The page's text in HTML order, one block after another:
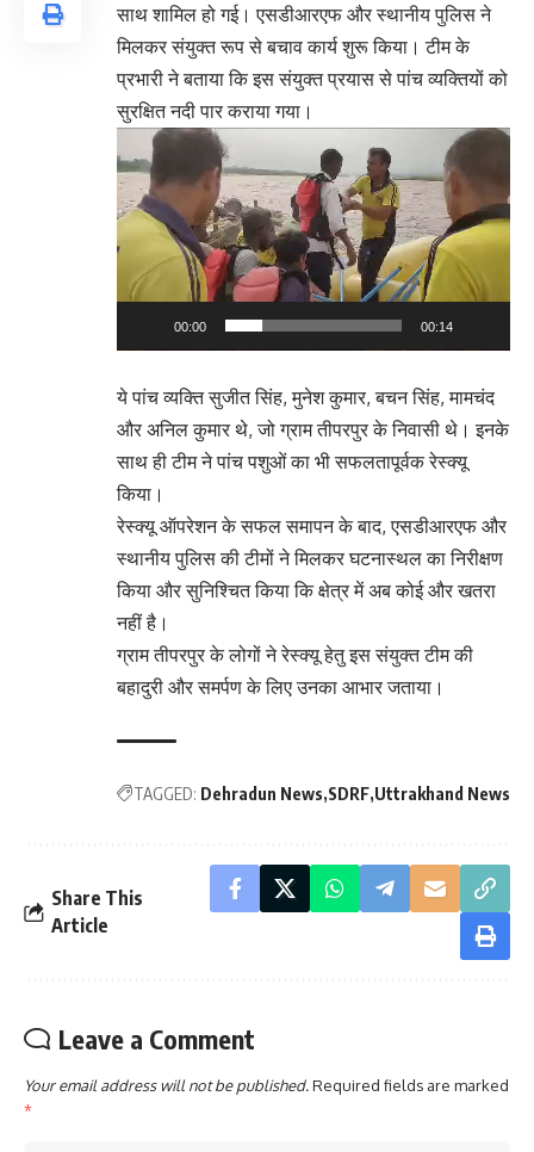
साथ शामिल हो गई। एसडीआरएफ और स्थानीय पुलिस ने
मिलकर संयुक्त रूप से बचाव कार्य शुरू किया। टीम के
प्रभारी ने बताया कि इस संयुक्त प्रयास से पांच व्यक्तियों को
सुरक्षित नदी पार कराया गया।
Video
Player
00:00 00:14
ये पांच व्यक्ति सुजीत सिंह, मुनेश कुमार, बचन सिंह, मामचंद
और अनिल कुमार थे, जो ग्राम तीपरपुर के निवासी थे। इनके
साथ ही टीम ने पांच पशुओं का भी सफलतापूर्वक रेस्क्यू
किया।
रेस्क्यू ऑपरेशन के सफल समापन के बाद, एसडीआरएफ और
स्थानीय पुलिस की टीमों ने मिलकर घटनास्थल का निरीक्षण
किया और सुनिश्चित किया कि क्षेत्र में अब कोई और खतरा
नहीं है।
ग्राम तीपरपुर के लोगों ने रेस्क्यू हेतु इस संयुक्त टीम की
बहादुरी और समर्पण के लिए उनका आभार जताया।
TAGGED: Dehradun News SDRF Uttrakhand News
Share This
Article
Leave a Comment
Your email address will not be published.Required fields are marked
*